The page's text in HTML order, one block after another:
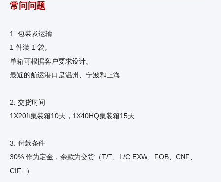
常问问题
1. 包装及运输
1 件装 1 袋。
单箱可根据客户要求设计。
最近的航运港口是温州、宁波和上海
2. 交货时间
1X20ft集装箱10天，1X40HQ集装箱15天
3. 付款条件
30% 作为定金，余款为交货（T/T、L/C EXW、FOB、CNF、
CIF...）